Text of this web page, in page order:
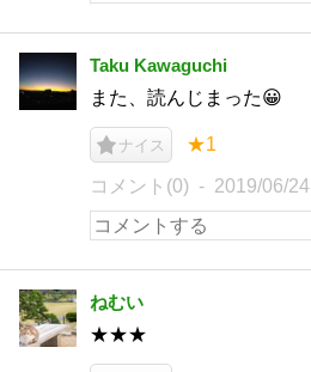
Taku Kawaguchi
また、読んじまった😀
ナイス ★1
コメント(0) 2019/06/24
ねむい
★★★